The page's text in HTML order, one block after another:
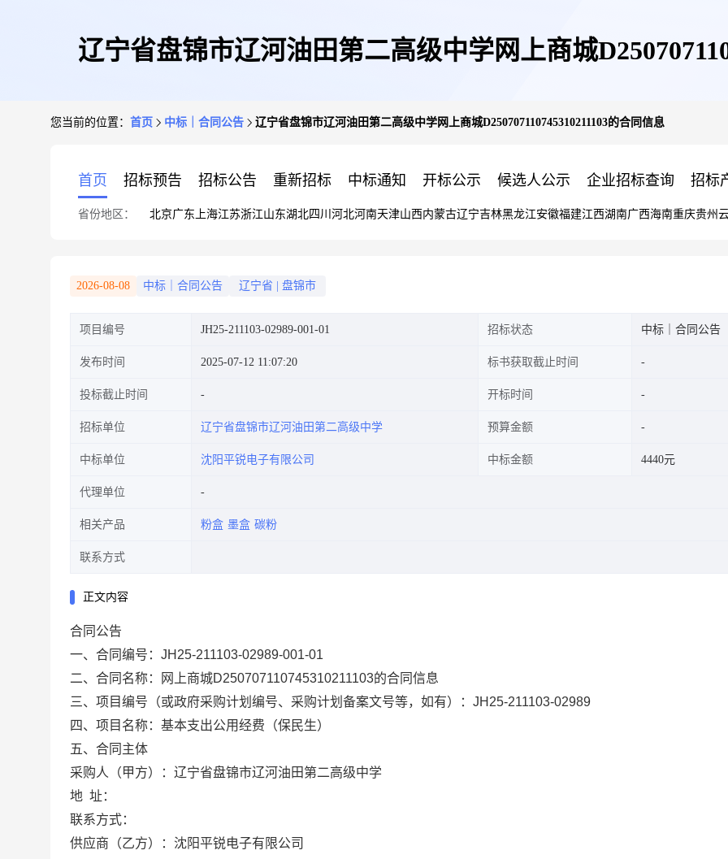
辽宁省盘锦市辽河油田第二高级中学网上商城
您当前的位置： 首页 中标｜合同公告 辽宁省盘锦市辽河油田第二高级中学网上商城D250707110745310211103的合同信息
首页 招标预告 招标公告 重新招标 中标通知 开标公示 候选人公示 企业招标查询 招标
省份地区： 北京广东 上海江苏浙江山东湖北四川 河北河南天津山西内蒙古辽宁吉林黑龙江安徽福建江西湖南广西海南重庆贵州
2026-08-08 中标｜合同公告 辽宁省 盘锦市
项目编号 JH25-211103-02989-001-01 招标状态 中标｜合同公告
发布时间 2025-07-12 11:07:20 标书获取截止时间
投标截止时间 开标时间
招标单位 辽宁省盘锦市辽河油田第二高级中学 预算金额
中标单位 沈阳平锐电子有限公司 中标金额 4440元
代理单位
相关产品 粉盒 墨盒 碳粉
联系方式
正文内容
合同公告
一、合同编号： JH25-211103-02989-001-01
二、合同名称：
网上商城D250707110745310211103的合同信息
三、项目编号（或政府采购计划编号、采购计划备案文号等，如有）： JH25-211103-02989
四、项目名称： 基本支出公用经费（保民生）
五、合同主体
采购人（甲方）：辽宁省盘锦市辽河油田第二高级中学
地 址：
联系方式：
供应商（乙方）：沈阳平锐电子有限公司